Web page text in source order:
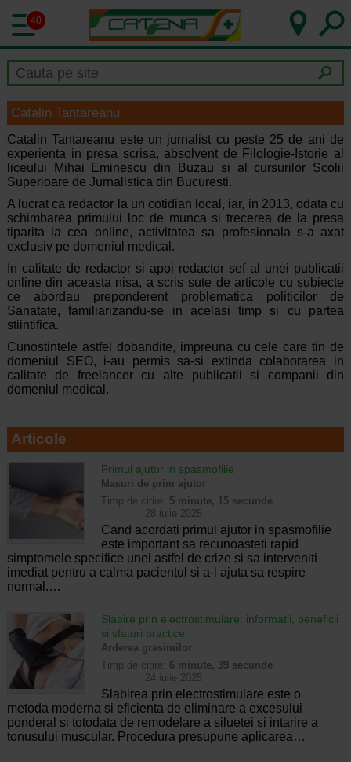
40
Catalin Tantareanu
Catalin Tantareanu este un jurnalist cu peste 25 de ani de
experienta in presa scrisa, absolvent de Filologie-Istorie al
liceului Mihai Eminescu din Buzau si al cursurilor Scolii
Superioare de Jurnalistica din Bucuresti.
A lucrat ca redactor la un cotidian local, iar, in 2013, odata cu
schimbarea primului loc de munca si trecerea de la presa
tiparita la cea online, activitatea sa profesionala s-a axat
exclusiv pe domeniul medical.
In calitate de redactor si apoi redactor sef al unei publicatii
online din aceasta nisa, a scris sute de articole cu subiecte
ce abordau preponderent problematica politicilor de
Sanatate, familiarizandu-se in acelasi timp si cu partea
stiintifica.
Cunostintele astfel dobandite, impreuna cu cele care tin de
domeniul SEO, i-au permis sa-si extinda colaborarea in
calitate de freelancer cu alte publicatii si companii din
domeniul medical.
Articole
Primul ajutor in spasmofilie
Masuri de prim ajutor
Timp de citire: 5 minute, 15 secunde
28 iulie 2025
Cand acordati primul ajutor in spasmofilie
este important sa recunoasteti rapid
simptomele specifice unei astfel de crize si sa interveniti
imediat pentru a calma pacientul si a-l ajuta sa respire
normal.…
Slabire prin electrostimulare: informatii, beneficii
si sfaturi practice
Arderea grasimilor
Timp de citire: 6 minute, 39 secunde
24 iulie 2025
Slabirea prin electrostimulare este o
metoda moderna si eficienta de eliminare a excesului
ponderal si totodata de remodelare a siluetei si intarire a
tonusului muscular. Procedura presupune aplicarea…